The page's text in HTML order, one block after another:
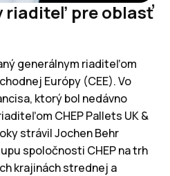
riaditeľ pre oblasť
generálnym riaditeľom
Európy (CEE). Vo
ktorý bol nedávno
CHEP Pallets UK &
strávil Jochen Behr
spoločnosti CHEP na trh
krajinách strednej a